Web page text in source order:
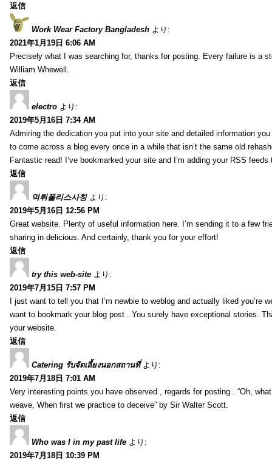
返信
Work Wear Factory Bangladesh より:
2021年1月19日 6:06 AM
Precisely what I was searching for, thanks for posting. Every failure is a
William Whewell.
返信
electro より:
2019年5月16日 7:34 AM
Admiring the dedication you put into your site and detailed information you
to come across a blog every once in a while that isn’t the same old
Fantastic read! I’ve bookmarked your site and I’m adding your RSS
返信
먹튀폴리스사칭 より:
2019年5月16日 12:56 PM
Great website. Plenty of useful information here. I’m sending it to a few
sharing in delicious. And certainly, thank you for your effort!
返信
try this web-site より:
2019年7月15日 7:57 PM
I just want to tell you that I’m newbie to weblog and actually liked you’re
want to bookmark your blog post . You surely have exceptional stories.
your website.
返信
Catering รับจัดเลี้ยงนอกสถานที่ より:
2019年7月18日 7:01 AM
Very interesting points you have observed , regards for posting . “Oh,
weave, When first we practice to deceive” by Sir Walter Scott.
返信
Who was I in my past life より:
2019年7月18日 10:39 PM